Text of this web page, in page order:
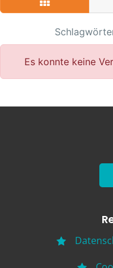
Es konnte keine